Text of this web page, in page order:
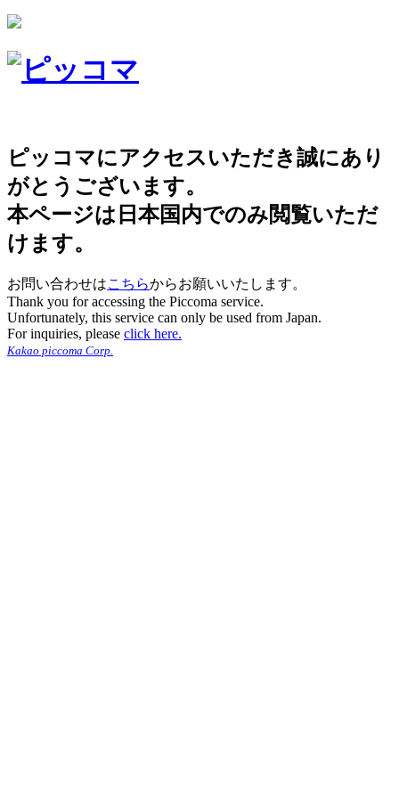
ピッコマにアクセスいただき誠にあり
がとうございます。
本ページは日本国内でのみ閲覧いただ
けます。
お問い合わせはこちらからお願いいたします。
Thank you for accessing the Piccoma service.
Unfortunately, this service can only be used from Japan.
For inquiries, please click here.
Kakao piccoma Corp.